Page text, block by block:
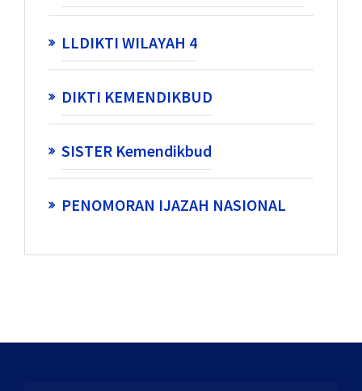
LLDIKTI WILAYAH 4
DIKTI KEMENDIKBUD
SISTER Kemendikbud
PENOMORAN IJAZAH NASIONAL